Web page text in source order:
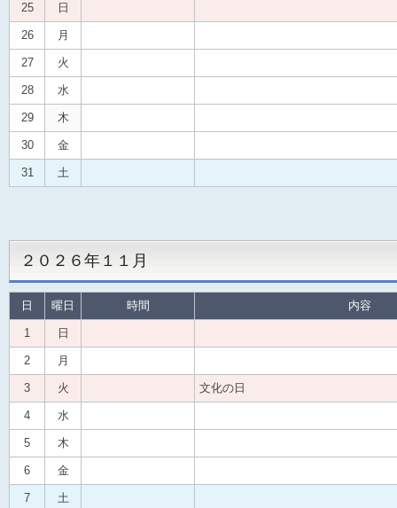
25 日
26 月
27 火
28 水
29 木
30 金
31 土
２０２６年１１月
日 曜日 時間 内容
1 日
2 月
3 火 文化の日
4 水
5 木
6 金
7 土